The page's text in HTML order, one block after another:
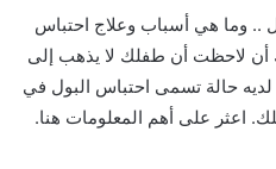
.. وما هي أسباب وعلاج احتباس
لاحظت أن طفلك لا يذهب إلى
لديه حالة تسمى احتباس البول في
اعثر على أهم المعلومات هنا.